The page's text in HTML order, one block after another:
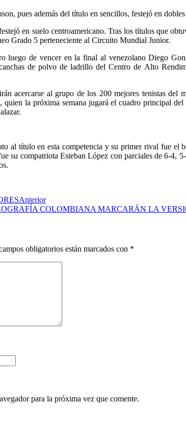
pues además del título en sencillos, festejó en dobles
en suelo centroamericano. Tras los títulos que
Grado 5 perteneciente al Circuito Mundial Junior.
luego de vencer en la final al venezolano Diego
de polvo de ladrillo del Centro de Alto
acercarse al grupo de los 200 mejores tenistas
la próxima semana jugará el cuadro principal
al título en esta competencia y su primer rival fue el
su compatriota Esteban López con parciales de 6-
Anterior
COLOMBIANA MARCARÁN LA
obligatorios están marcados con *
para la próxima vez que comente.